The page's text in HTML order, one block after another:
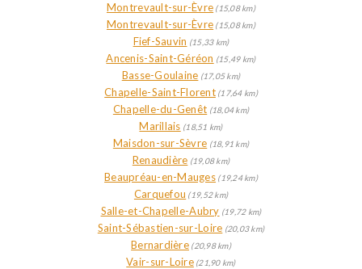
Montrevault-sur-Èvre (15,08 km)
Montrevault-sur-Èvre (15,08 km)
Fief-Sauvin (15,33 km)
Ancenis-Saint-Géréon (15,49 km)
Basse-Goulaine (17,05 km)
Chapelle-Saint-Florent(17,64 km)
Chapelle-du-Genêt (18,04 km)
Marillais (18,51 km)
Maisdon-sur-Sèvre (18,91 km)
Renaudière (19,08 km)
Beaupréau-en-Mauges (19,24 km)
Carquefou (19,52 km)
Salle-et-Chapelle-Aubry (19,72 km)
Saint-Sébastien-sur-Loire (20,03 km)
Bernardière (20,98 km)
Vair-sur-Loire(21,90 km)